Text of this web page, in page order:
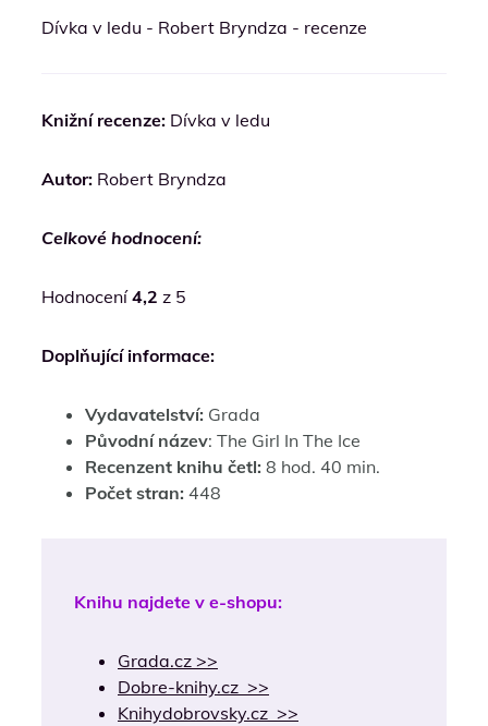
Dívka v ledu - Robert Bryndza - recenze
Knižní recenze: Dívka v ledu
Autor: Robert Bryndza
Celkové hodnocení:
Hodnocení4,2 z 5
Doplňující informace:
Vydavatelství: Grada
Původní název: The Girl In The Ice
Recenzent knihu četl: 8 hod. 40 min.
Počet stran: 448
Knihu najdete v e-shopu:
Grada.cz >>
Dobre-knihy.cz >>
Knihydobrovsky.cz >>